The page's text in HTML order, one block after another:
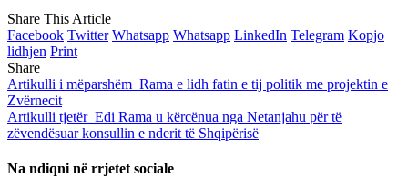
Share This Article
Facebook Twitter Whatsapp Whatsapp LinkedIn Telegram Kopjo
lidhjen Print
Share
Artikulli i mëparshëm Rama e lidh fatin e tij politik me projektin e
Zvërnecit
Artikulli tjetër Edi Rama u kërcënua nga Netanjahu për të
zëvendësuar konsullin e nderit të Shqipërisë
Na ndiqni në rrjetet sociale